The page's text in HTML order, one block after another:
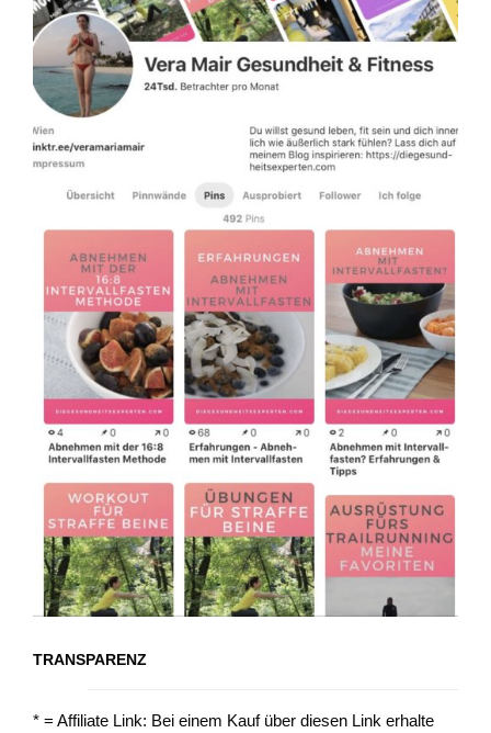
TRANSPARENZ
* = Affiliate Link: Bei einem Kauf über diesen Link erhalte